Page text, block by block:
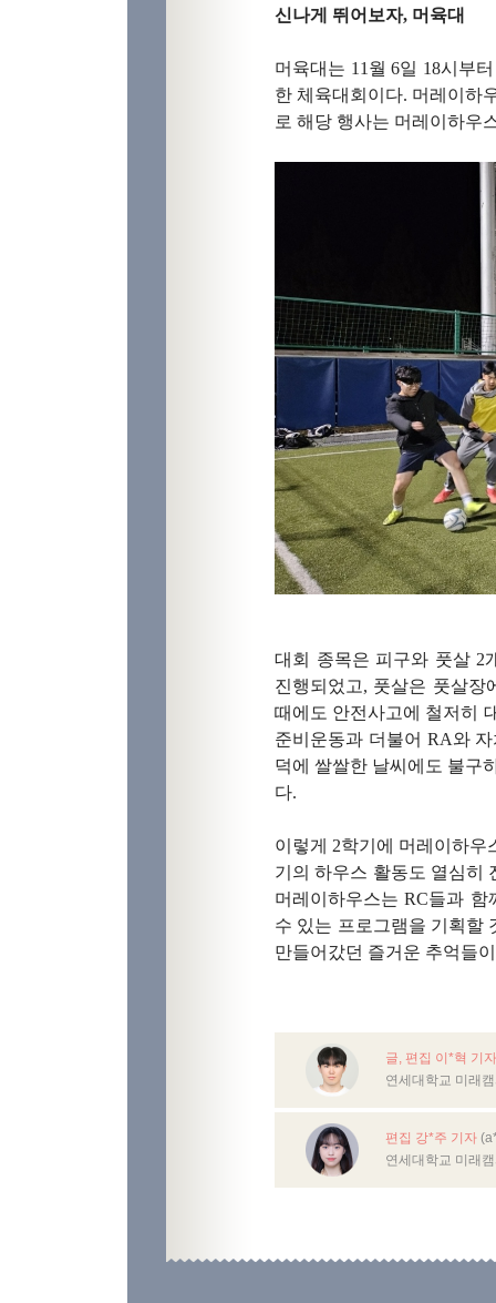
신나게 뛰어보자, 머육대
머육대는 11월 6일 18시부
한 체육대회이다. 머레이하
로 해당 행사는 머레이하우
대회 종목은 피구와 풋살 2
진행되었고, 풋살은 풋살장
때에도 안전사고에 철저히
준비운동과 더불어 RA와
덕에 쌀쌀한 날씨에도 불구
다.
이렇게 2학기에 머레이하
기의 하우스 활동도 열심히
머레이하우스는 RC들과
수 있는 프로그램을 기획할
만들어갔던 즐거운 추억들
글, 편집 이*혁 기
연세대학교 미래
편집 강*주 기자
연세대학교 미래